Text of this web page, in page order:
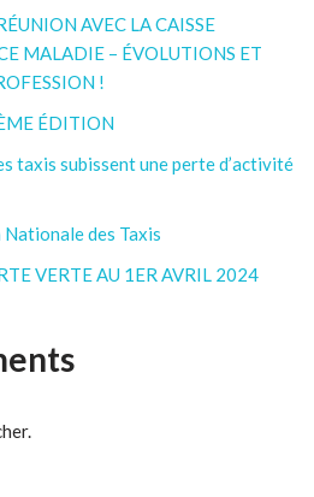
AVEC LA CAISSE
MALADIE – ÉVOLUTIONS ET
!
ÉDITION
taxis subissent une perte d’activité
des Taxis
VERTE AU 1ER AVRIL 2024